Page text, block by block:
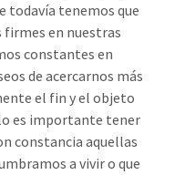
todavía tenemos que
en nuestras
constantes en
de acercarnos más
el fin y el objeto
es importante tener
constancia aquellas
a vivir o que